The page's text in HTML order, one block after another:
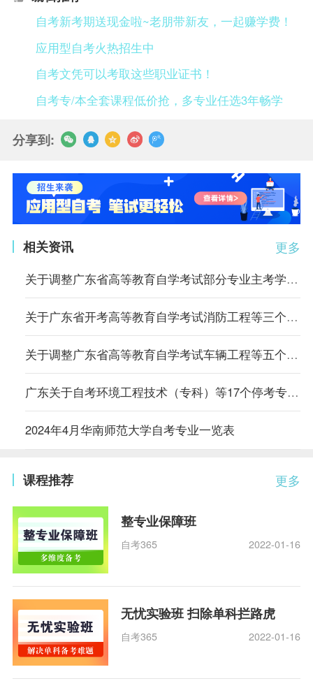
自考新考期送现金啦~老朋带新友，一起赚学费！
应用型自考火热招生中
自考文凭可以考取这些职业证书！
自考专/本全套课程低价抢，多专业任选3年畅学
分享到:
更多
相关资讯
关于调整广东省高等教育自学考试部分专业主考学校的通知
关于广东省开考高等教育自学考试消防工程等三个专业的通知
关于调整广东省高等教育自学考试车辆工程等五个专业主考学校的通知
广东关于自考环境工程技术（专科）等17个停考专业毕业办理时间的通告
2024年4月华南师范大学自考专业一览表
更多
课程推荐
整专业保障班
自考365 2022-01-16
无忧实验班 扫除单科拦路虎
自考365 2022-01-16